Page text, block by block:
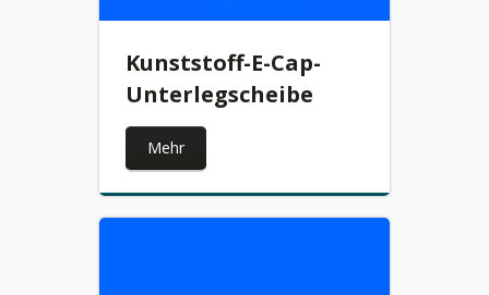
Kunststoff-E-Cap-
Unterlegscheibe
Mehr